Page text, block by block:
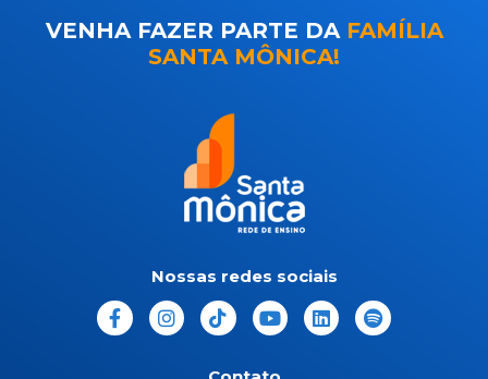
VENHA FAZER PARTE DA FAMÍLIA
SANTA MÔNICA!
Nossas redes sociais